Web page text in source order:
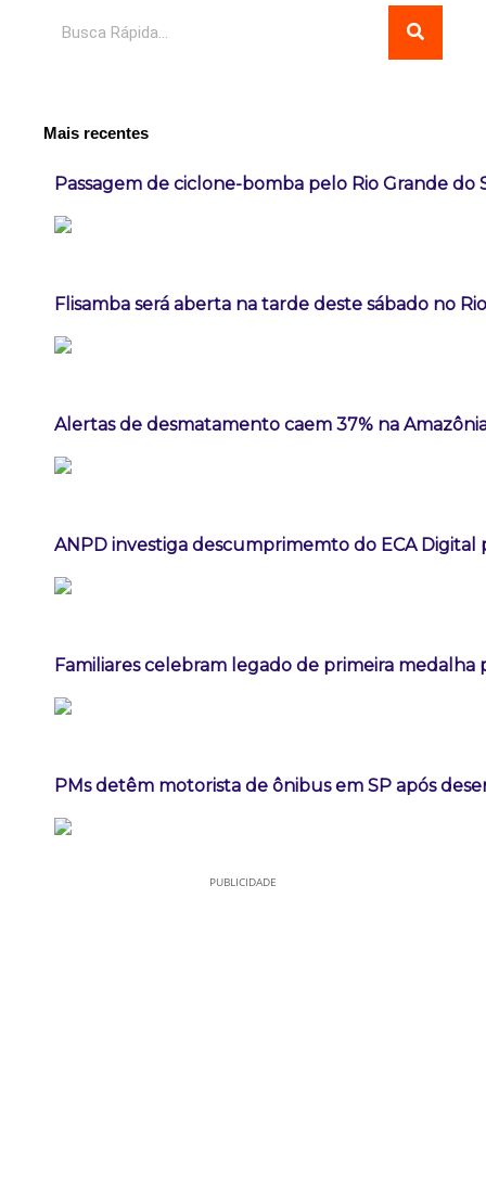
Mais recentes
Passagem de ciclone-bomba pelo Rio Grande
Flisamba será aberta na tarde deste sábado no
Alertas de desmatamento caem 37% na
ANPD investiga descumprimemto do ECA Digital
Familiares celebram legado de primeira medalha
PMs detêm motorista de ônibus em SP após
PUBLICIDADE